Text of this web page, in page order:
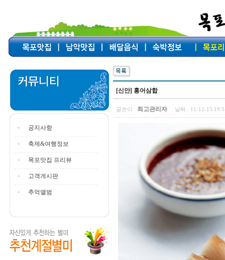
공지사항
축제&여행정보
목포맛집 프리뷰
고객게시판
추억앨범
[신안] 홍어삼합
글쓴이 : 최고관리자 날짜 : 11-12-15